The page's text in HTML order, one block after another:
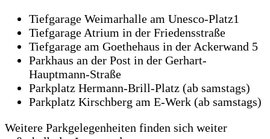
Tiefgarage Weimarhalle am Unesco-Platz1
Tiefgarage Atrium in der Friedensstraße
Tiefgarage am Goethehaus in der Ackerwand 5
Parkhaus an der Post in der Gerhart-
Hauptmann-Straße
Parkplatz Hermann-Brill-Platz (ab samstags)
Parkplatz Kirschberg am E-Werk (ab samstags)
Weitere Parkgelegenheiten finden sich weiter